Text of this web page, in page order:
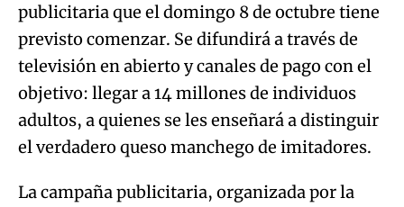
publicitaria que el domingo 8 de octubre tiene
previsto comenzar. Se difundirá a través de
televisión en abierto y canales de pago con el
objetivo: llegar a 14 millones de individuos
adultos, a quienes se les enseñará a distinguir
el verdadero queso manchego de imitadores.
La campaña publicitaria, organizada por la